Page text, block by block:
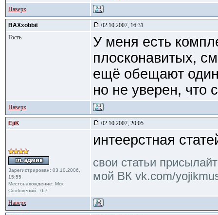
Наверх
BAXxobbit
02.10.2007, 16:31
Гость
У меня есть
плосконавитых,
ещё обещают
но не уверен, что
Наверх
EjiK 02.10.2007, 20:05
Зарегистрирован: 03.10.2006,
15:55
Местонахождение: Мск
Сообщений: 767
интеерстная
свои статьи
мой ВК vk.com/
Наверх